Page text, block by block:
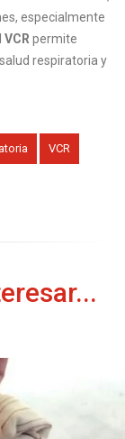
especialmente
VCR permite
respiratoria y
VCR